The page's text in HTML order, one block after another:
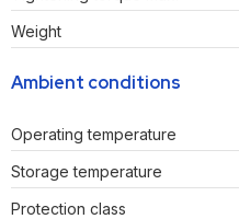
Weight
Ambient conditions
Operating temperature
Storage temperature
Protection class